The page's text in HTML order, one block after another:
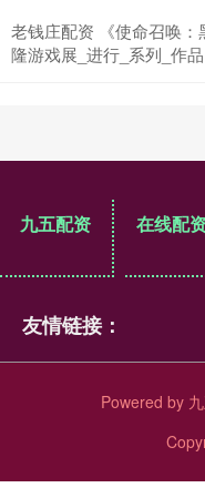
老钱庄配资 《使命召唤
隆游戏展_进行_系列_作品
九五配资 在线配
友情链接：
Powered by